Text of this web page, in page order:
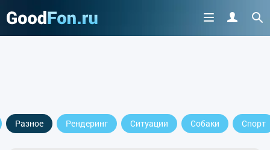
Разное Рендеринг Ситуации Собаки Спорт